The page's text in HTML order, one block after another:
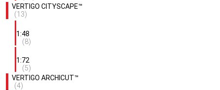
VERTIGO CITYSCAPE™
(13)
1:48
(8)
1:72
(5)
VERTIGO ARCHICUT™
(4)